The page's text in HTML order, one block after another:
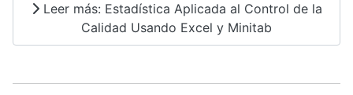
Leer más: Estadística Aplicada al Control de la
Calidad Usando Excel y Minitab